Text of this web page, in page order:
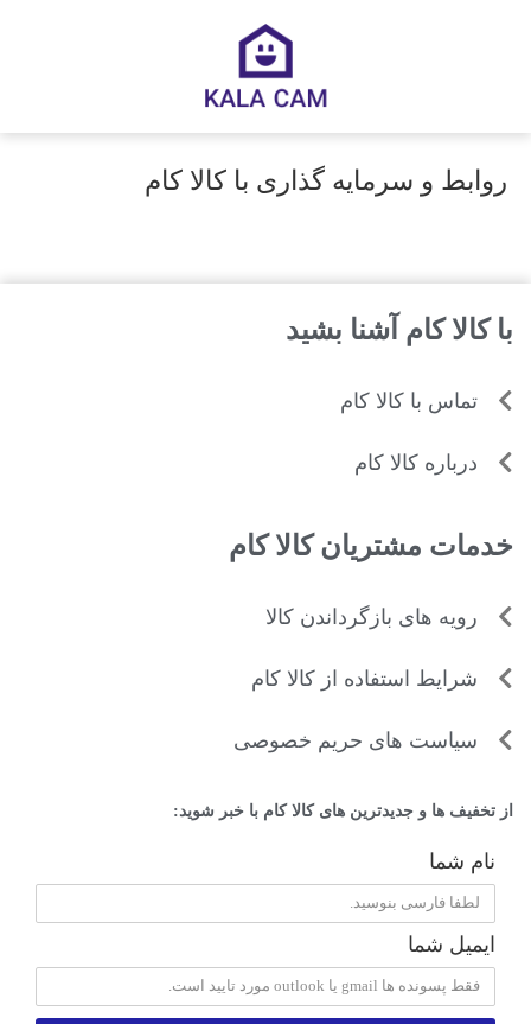
روابط و سرمایه گذاری با کالا کام
با کالا کام آشنا بشید
تماس با کالا کام
درباره کالا کام
خدمات مشتریان کالا کام
رویه های بازگرداندن کالا
شرایط استفاده از کالا کام
سیاست های حریم خصوصی
از تخفیف ها و جدیدترین های کالا کام با خبر شوید:
نام شما
ایمیل شما